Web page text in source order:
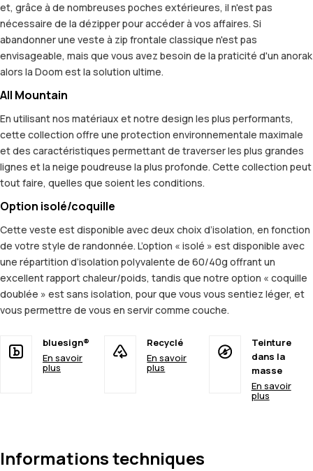
et, grâce à de nombreuses poches extérieures, il n'est pas
nécessaire de la dézipper pour accéder à vos affaires. Si
abandonner une veste à zip frontale classique n'est pas
envisageable, mais que vous avez besoin de la praticité d'un anorak
alors la Doom est la solution ultime.
All Mountain
En utilisant nos matériaux et notre design les plus performants,
cette collection offre une protection environnementale maximale
et des caractéristiques permettant de traverser les plus grandes
lignes et la neige poudreuse la plus profonde. Cette collection peut
tout faire, quelles que soient les conditions.
Option isolé/coquille
Cette veste est disponible avec deux choix d’isolation, en fonction
de votre style de randonnée. L’option « isolé » est disponible avec
une répartition d’isolation polyvalente de 60/40g offrant un
excellent rapport chaleur/poids, tandis que notre option « coquille
doublée » est sans isolation, pour que vous vous sentiez léger, et
vous permettre de vous en servir comme couche.
bluesign®
En savoir
plus
Recyclé
En savoir
plus
Teinture
dans la
masse
En savoir
plus
Informations techniques